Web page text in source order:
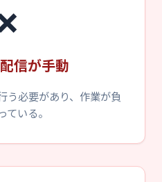
信が手動
う必要があり、作業が負
ている。